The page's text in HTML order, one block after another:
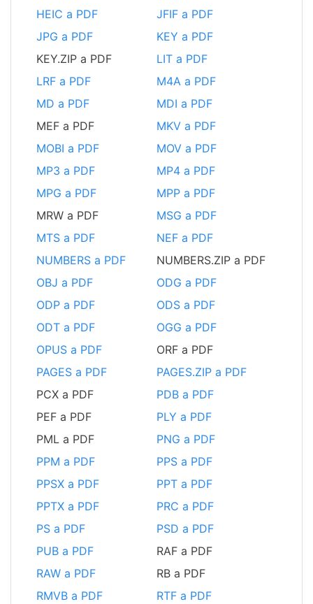
HEIC a PDF
JFIF a PDF
JPG a PDF
KEY a PDF
KEY.ZIP a PDF
LIT a PDF
LRF a PDF
M4A a PDF
MD a PDF
MDI a PDF
MEF a PDF
MKV a PDF
MOBI a PDF
MOV a PDF
MP3 a PDF
MP4 a PDF
MPG a PDF
MPP a PDF
MRW a PDF
MSG a PDF
MTS a PDF
NEF a PDF
NUMBERS a PDF
NUMBERS.ZIP a PDF
OBJ a PDF
ODG a PDF
ODP a PDF
ODS a PDF
ODT a PDF
OGG a PDF
OPUS a PDF
ORF a PDF
PAGES a PDF
PAGES.ZIP a PDF
PCX a PDF
PDB a PDF
PEF a PDF
PLY a PDF
PML a PDF
PNG a PDF
PPM a PDF
PPS a PDF
PPSX a PDF
PPT a PDF
PPTX a PDF
PRC a PDF
PS a PDF
PSD a PDF
PUB a PDF
RAF a PDF
RAW a PDF
RB a PDF
RMVB a PDF
RTF a PDF